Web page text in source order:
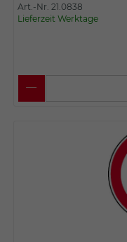
Art.-Nr. 21.0838
Lieferzeit Werktage